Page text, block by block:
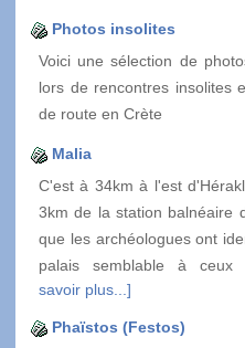
Photos insolites
Voici une sélection de
lors de rencontres insolites
de route en Crète
Malia
C'est à 34km à l'est
3km de la station balnéaire
que les archéologues ont
palais semblable à ceux
savoir plus...]
Phaïstos (Festos)